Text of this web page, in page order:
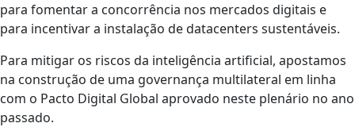
para fomentar a concorrência nos mercados digitais e
para incentivar a instalação de datacenters sustentáveis.
Para mitigar os riscos da inteligência artificial, apostamos
na construção de uma governança multilateral em linha
com o Pacto Digital Global aprovado neste plenário no ano
passado.